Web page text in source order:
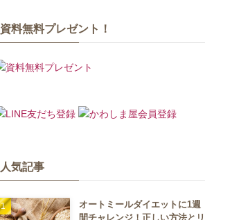
資料無料プレゼント！
人気記事
オートミールダイエットに1週
間チャレンジ！正しい方法とリ